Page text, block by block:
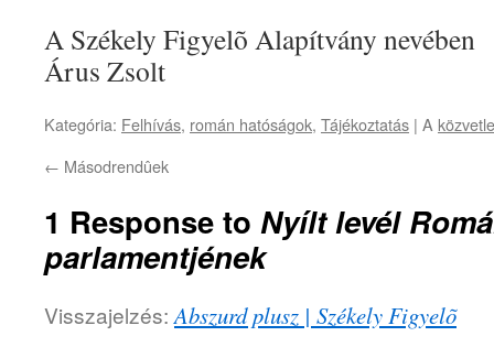
A Székely Figyelõ Alapítvány nevében
Árus Zsolt
Kategória: Felhívás, román hatóságok, Tájékoztatás | A
← Másodrendûek
1 Response to Nyílt levél
parlamentjének
Visszajelzés: Abszurd plusz | Székely Figyelõ